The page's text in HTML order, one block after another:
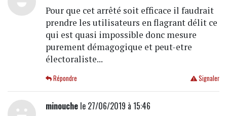
Pour que cet arrêté soit efficace il faudrait
prendre les utilisateurs en flagrant délit ce
qui est quasi impossible donc mesure
purement démagogique et peut-etre
électoraliste...
Signaler
Répondre
minouchele 27/06/2019 à 15:46